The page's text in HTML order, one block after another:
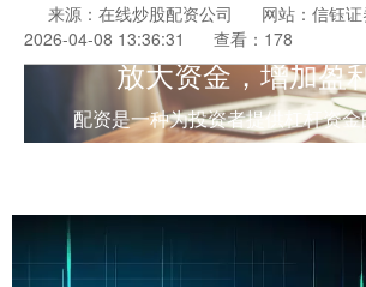
来源：在线炒股配资公司 网站：信钰
2026-04-08 13:36:31
查看：178
放大资金，增加盈
配资是一种为投资者提供杠杆资